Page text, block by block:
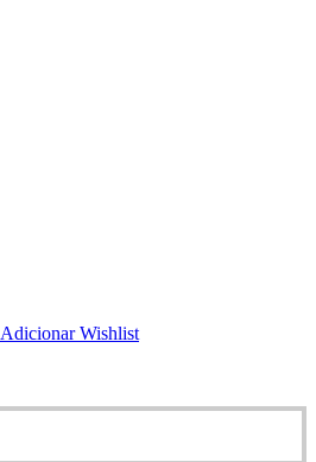
Adicionar Wishlist